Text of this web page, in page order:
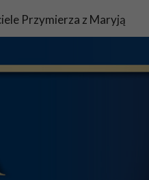
Przymierza z Maryją